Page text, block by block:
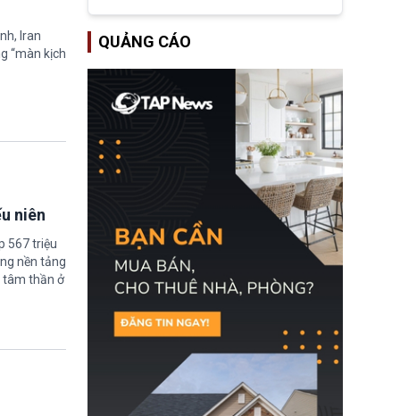
Iran
“màn kịch
niên
567 triệu
nền tảng
tâm thần ở
quốc gia quá tải.
Blanche làm Bộ trưởng
trưởng. Mặc dù vậy,
nhiều chính trị gia đảng
Cộng hoà (GOP) vẫn tỏ
ra hoài nghi, thậm chí
tuyên bố sẽ lên tiếng
phản đối khi đề cử này
được đưa ra toàn thể bỏ
QUẢNG CÁO